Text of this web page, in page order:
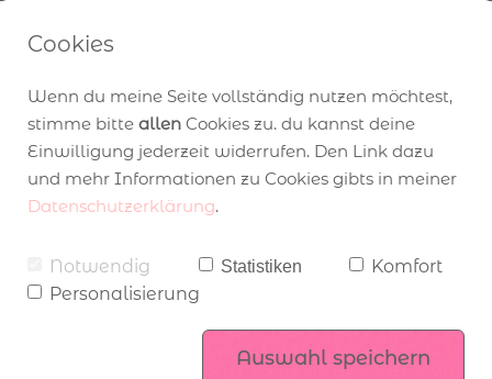
Angebot zum Katalogstart
Stampin’ Up! Produktsets
Workshops
Mitgliederbereich
über Stampin’ Up!
komm ins Team
Adventskalender-
Anmeldung
Cookies
Wenn du meine Seite vollständig nutzen möchtest,
stimme bitte allen Cookies zu. du kannst deine
Einwilligung jederzeit widerrufen. Den Link dazu
und mehr Informationen zu Cookies gibts in meiner
Datenschutzerklärung.
Notwendig Statistiken
Komfort
Personalisierung
Auswahl speichern